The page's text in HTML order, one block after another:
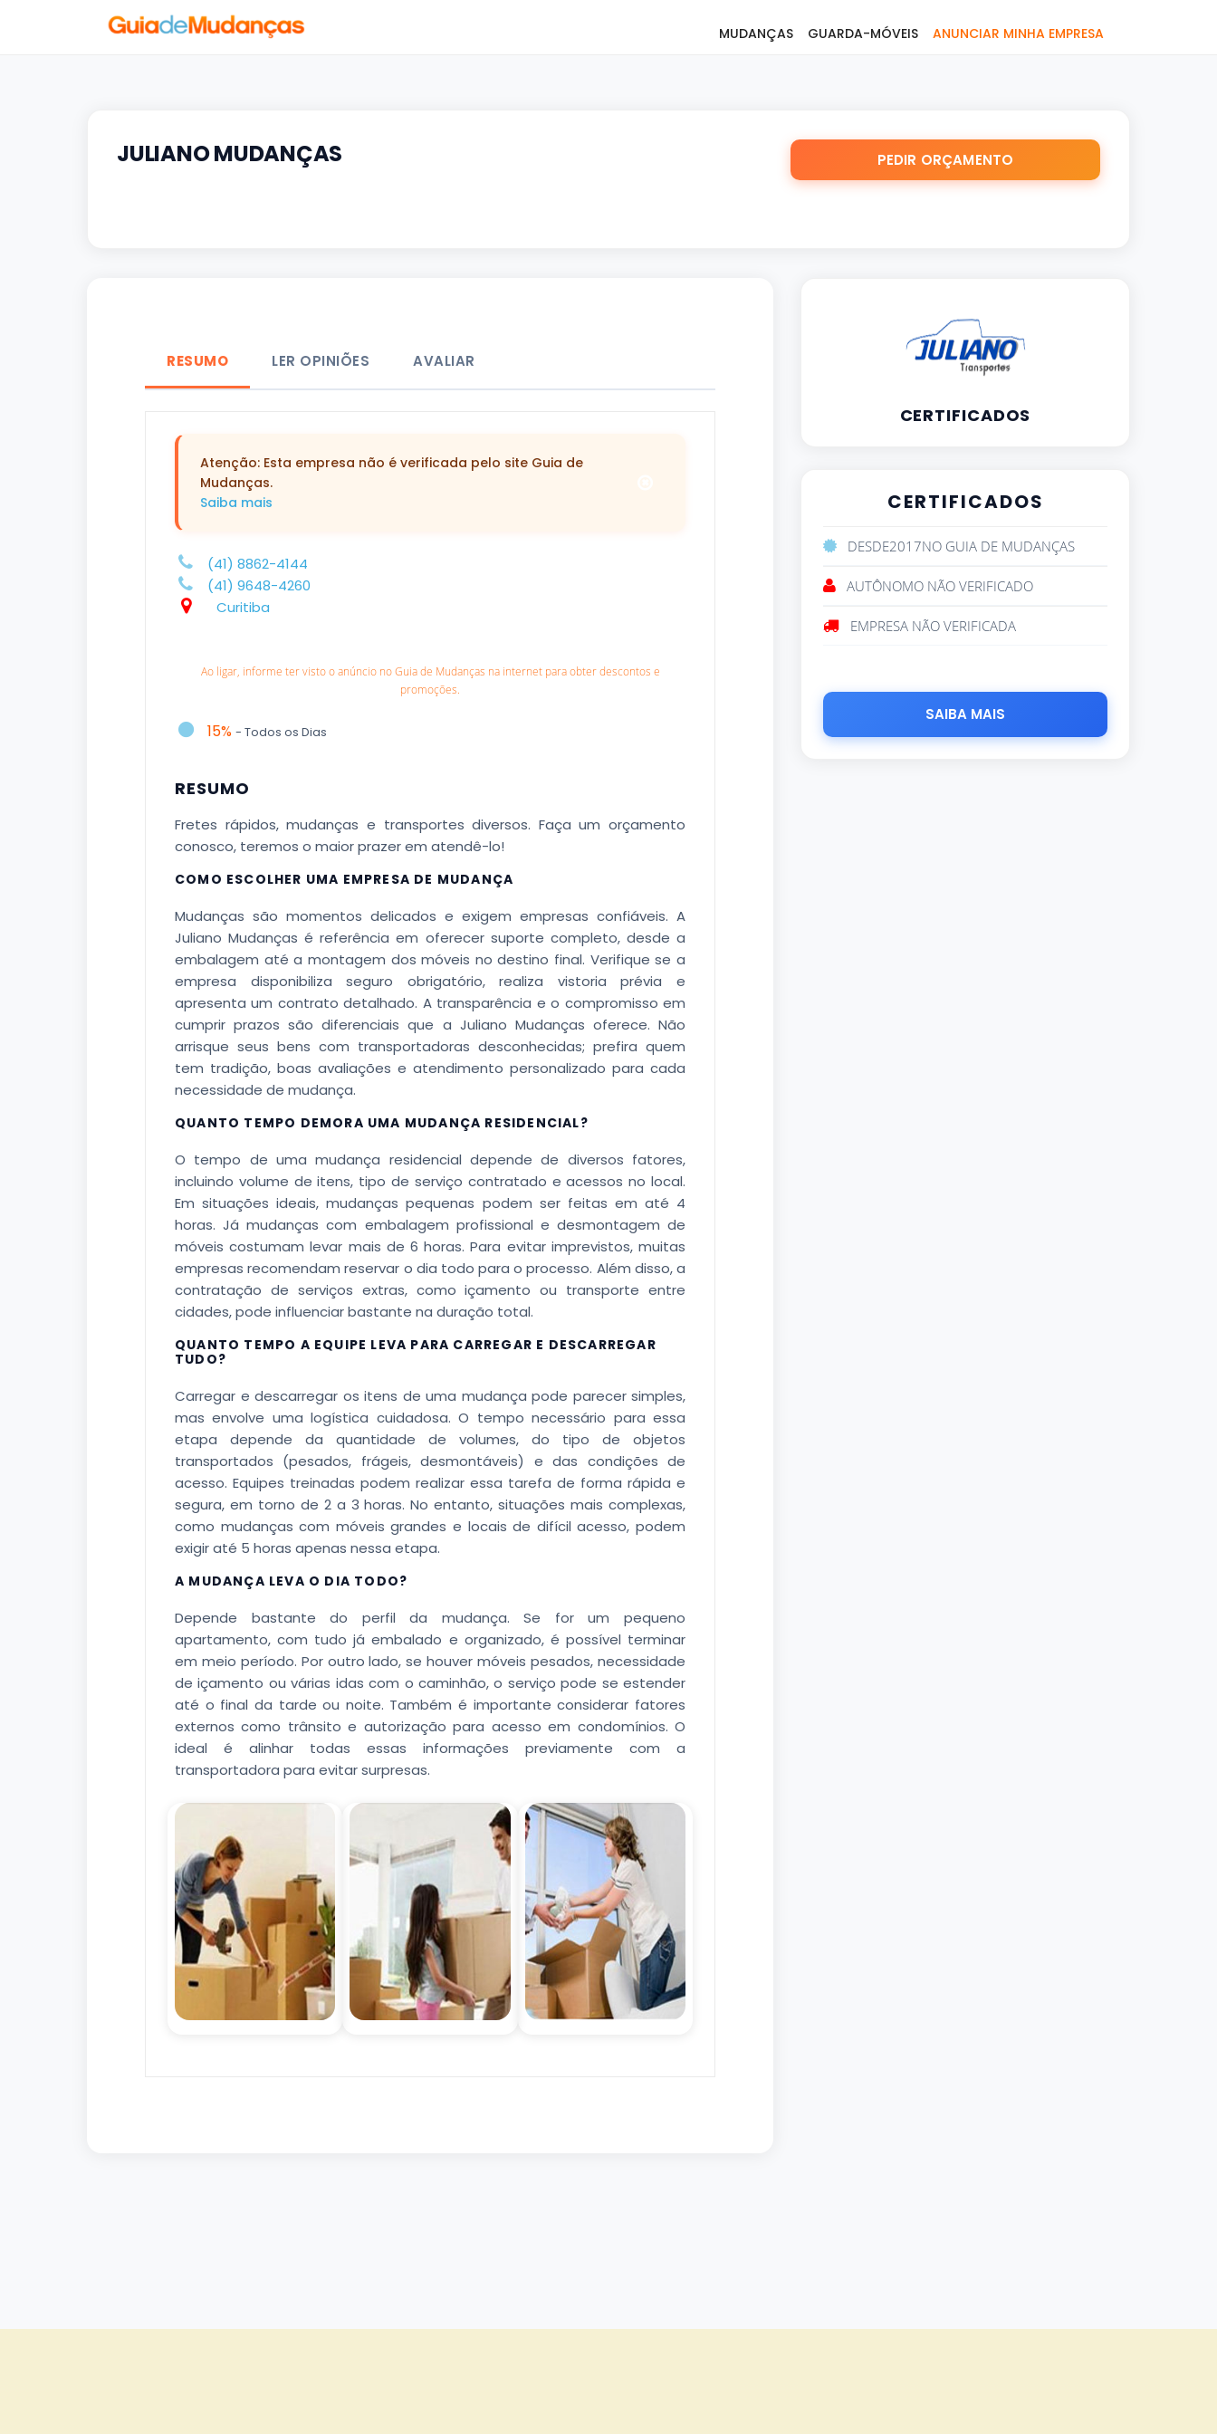
MUDANÇAS GUARDA-MÓVEIS ANUNCIAR MINHA EMPRESA
JULIANO MUDANÇAS PEDIR ORÇAMENTO
RESUMO LER OPINIÕES AVALIAR
Atenção: Esta empresa não é verificada pelo site Guia de
Mudanças.
Saiba mais
(41) 8862-4144
(41) 9648-4260
Curitiba
Ao ligar, informe ter visto o anúncio no Guia de Mudanças na internet para obter descontos e
promoções.
15% - Todos os Dias
RESUMO
Fretes rápidos, mudanças e transportes diversos. Faça um orçamento
conosco, teremos o maior prazer em atendê-lo!
COMO ESCOLHER UMA EMPRESA DE MUDANÇA
Mudanças são momentos delicados e exigem empresas confiáveis. A
Juliano Mudanças é referência em oferecer suporte completo, desde a
embalagem até a montagem dos móveis no destino final. Verifique se a
empresa disponibiliza seguro obrigatório, realiza vistoria prévia e
apresenta um contrato detalhado. A transparência e o compromisso em
cumprir prazos são diferenciais que a Juliano Mudanças oferece. Não
arrisque seus bens com transportadoras desconhecidas; prefira quem
tem tradição, boas avaliações e atendimento personalizado para cada
necessidade de mudança.
QUANTO TEMPO DEMORA UMA MUDANÇA RESIDENCIAL?
O tempo de uma mudança residencial depende de diversos fatores,
incluindo volume de itens, tipo de serviço contratado e acessos no local.
Em situações ideais, mudanças pequenas podem ser feitas em até 4
horas. Já mudanças com embalagem profissional e desmontagem de
móveis costumam levar mais de 6 horas. Para evitar imprevistos, muitas
empresas recomendam reservar o dia todo para o processo. Além disso, a
contratação de serviços extras, como içamento ou transporte entre
cidades, pode influenciar bastante na duração total.
QUANTO TEMPO A EQUIPE LEVA PARA CARREGAR E DESCARREGAR
TUDO?
Carregar e descarregar os itens de uma mudança pode parecer simples,
mas envolve uma logística cuidadosa. O tempo necessário para essa
etapa depende da quantidade de volumes, do tipo de objetos
transportados (pesados, frágeis, desmontáveis) e das condições de
acesso. Equipes treinadas podem realizar essa tarefa de forma rápida e
segura, em torno de 2 a 3 horas. No entanto, situações mais complexas,
como mudanças com móveis grandes e locais de difícil acesso, podem
exigir até 5 horas apenas nessa etapa.
A MUDANÇA LEVA O DIA TODO?
Depende bastante do perfil da mudança. Se for um pequeno
apartamento, com tudo já embalado e organizado, é possível terminar
em meio período. Por outro lado, se houver móveis pesados, necessidade
de içamento ou várias idas com o caminhão, o serviço pode se estender
até o final da tarde ou noite. Também é importante considerar fatores
externos como trânsito e autorização para acesso em condomínios. O
ideal é alinhar todas essas informações previamente com a
transportadora para evitar surpresas.
CERTIFICADOS
CERTIFICADOS
DESDE2017NO GUIA DE MUDANÇAS
AUTÔNOMO NÃO VERIFICADO
EMPRESA NÃO VERIFICADA
SAIBA MAIS